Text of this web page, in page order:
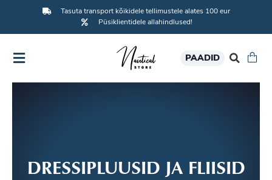
Tasuta transport kõikidele tellimustele alates 100 eur
Püsiklientidele allahindlused!
PAADID
DRESSIPLUUSID JA FLIISID